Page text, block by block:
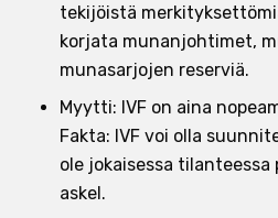
tekijöistä
korjata munanjohtimet,
munasarjojen reserviä.
Myytti: IVF on aina
Fakta: IVF voi olla
ole jokaisessa tilanteessa
askel.